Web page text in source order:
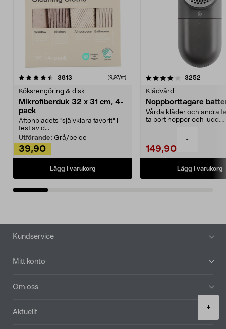
-
+
3813 (9,97/st)
Köksrengöring & disk
Mikrofiberduk 32 x 31 cm, 4-
pack
Aftonbladets "självklara favorit” i
test av d...
Utförande: Grå/beige
39,90
Lägg i varukorg
4.0av 5 stjärnor 3252
Klädvård
Noppborttagare
Vårda kläder och andra
ta bort noppor och ludd.
149,90
Lägg i varukorg
4.5av 5 stjärnor
Sidfot
Kundservice
Mitt konto
Om oss
Aktuellt